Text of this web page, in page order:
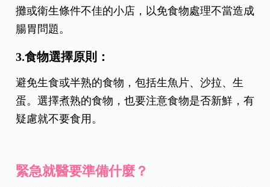
攤或衛生條件不佳的小店，以免食物處理不當造成
腸胃問題。
3.食物選擇原則：
避免生食或半熟的食物，包括生魚片、沙拉、生
蛋。選擇煮熟的食物，也要注意食物是否新鮮，有
疑慮就不要食用。
緊急就醫要準備什麼？